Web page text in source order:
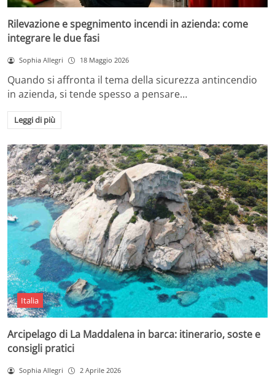
Rilevazione e spegnimento incendi in azienda: come
integrare le due fasi
Sophia Allegri 18 Maggio 2026
Quando si affronta il tema della sicurezza antincendio
in azienda, si tende spesso a pensare…
Leggi di più
Italia
Arcipelago di La Maddalena in barca: itinerario, soste e
consigli pratici
Sophia Allegri 2 Aprile 2026